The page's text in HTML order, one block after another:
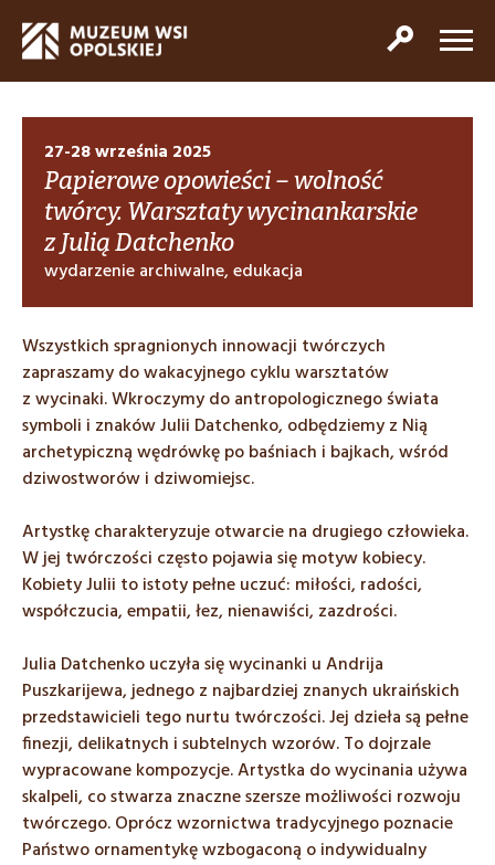
27-28 września 2025
Papierowe opowieści – wolność
twórcy. Warsztaty wycinankarskie
z Julią Datchenko
wydarzenie archiwalne, edukacja
Wszystkich spragnionych innowacji twórczych
zapraszamy do wakacyjnego cyklu warsztatów
z wycinaki. Wkroczymy do antropologicznego świata
symboli i znaków Julii Datchenko, odbędziemy z Nią
archetypiczną wędrówkę po baśniach i bajkach, wśród
dziwostworów i dziwomiejsc.
Artystkę charakteryzuje otwarcie na drugiego człowieka.
W jej twórczości często pojawia się motyw kobiecy.
Kobiety Julii to istoty pełne uczuć: miłości, radości,
współczucia, empatii, łez, nienawiści, zazdrości.
Julia Datchenko uczyła się wycinanki u Andrija
Puszkarijewa, jednego z najbardziej znanych ukraińskich
przedstawicieli tego nurtu twórczości. Jej dzieła są pełne
finezji, delikatnych i subtelnych wzorów. To dojrzale
wypracowane kompozycje. Artystka do wycinania używa
skalpeli, co stwarza znaczne szersze możliwości rozwoju
twórczego. Oprócz wzornictwa tradycyjnego poznacie
Państwo ornamentykę wzbogaconą o indywidualny